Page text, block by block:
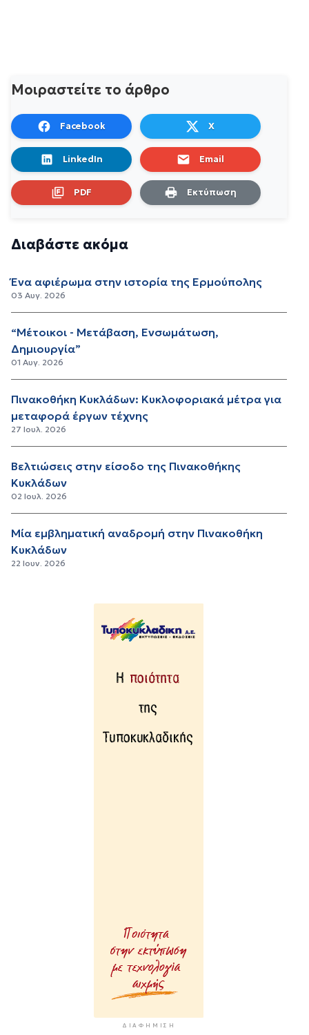
Μοιραστείτε το άρθρο
Facebook X
LinkedIn Email
PDF Εκτύπωση
Διαβάστε ακόμα
Ένα αφιέρωμα στην ιστορία της Ερμούπολης
03 Αυγ. 2026
“Μέτοικοι - Μετάβαση, Ενσωμάτωση,
Δημιουργία”
01 Αυγ. 2026
Πινακοθήκη Κυκλάδων: Κυκλοφοριακά μέτρα για
μεταφορά έργων τέχνης
27 Ιουλ. 2026
Βελτιώσεις στην είσοδο της Πινακοθήκης
Κυκλάδων
02 Ιουλ. 2026
Μία εμβληματική αναδρομή στην Πινακοθήκη
Κυκλάδων
22 Ιουν. 2026
ΔΙΑΦΉΜΙΣΗ